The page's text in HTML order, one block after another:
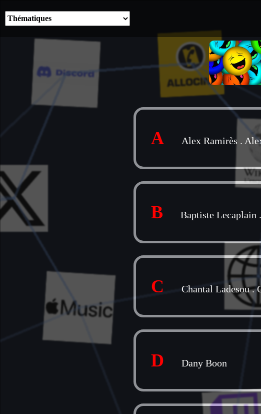
A Alex Ramirès .
B Baptiste Lecaplain .
C Chantal Ladesou.
D Dany Boon